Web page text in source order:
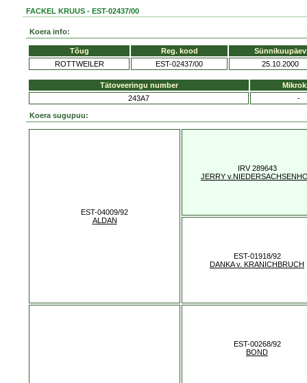
FACKEL KRUUS - EST-02437/00
Koera info:
Tõug Reg. kood
Sünnikuupäev
ROTTWEILER
EST-02437/00 25.10.2000
Tätoveeringu number
243A7
-
Koera sugupuu:
EST-04009/92
ALDAN
IRV 289643
JERRY
EST-01918/92
DANKA v. KRANICHBRUCH
EST-00268/92
BOND